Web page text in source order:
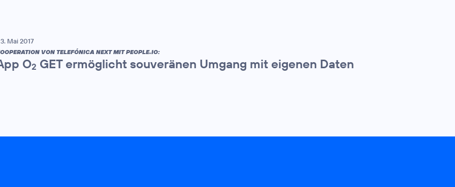
Mai 2017
VON TELEFÓNICA NEXT MIT PEOPLE.IO:
O2 GET ermöglicht souveränen Umgang mit eigenen Daten